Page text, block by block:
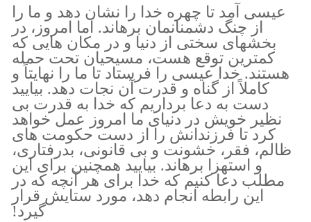
عیسی آمد تا چهره خدا را نشان دهد و ما را
از چنگ دشمنانمان برهاند. اما امروز، در
بخشهای سختی از دنیا و در مکان هایی که
کمترین توقع هست، مسیحیان تحت حمله
هستند. خدا عیسی را فرستاد تا ما را نهایتاً و
کاملاً از گناه و قدرت آن نجات دهد. بیایید
دست به دعا برداریم که خدا به قدرت بی
نظیر خویش در دنیای ما امروز عمل خواهد
کرد تا فرزندانش را از دست حکومت های
ظالم، فقر، خشونت و بی قانونی، بدرفتاری،
و استهزا برهاند. بیایید همچنین برای این
مطلب دعا کنیم که خدا برای هر آنچه که در
این رابطه انجام دهد، مورد ستایش قرار
گیرد!